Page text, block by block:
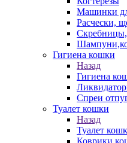
Машинки
Расчески,
Скребницы,
Гигиена кошки
Назад
Гигиена
Спреи
Туалет кошки
Назад
Туалет
Коврики